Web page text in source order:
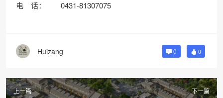
电 话： 0431-81307075
Huizang 0 0
上一篇
下一篇